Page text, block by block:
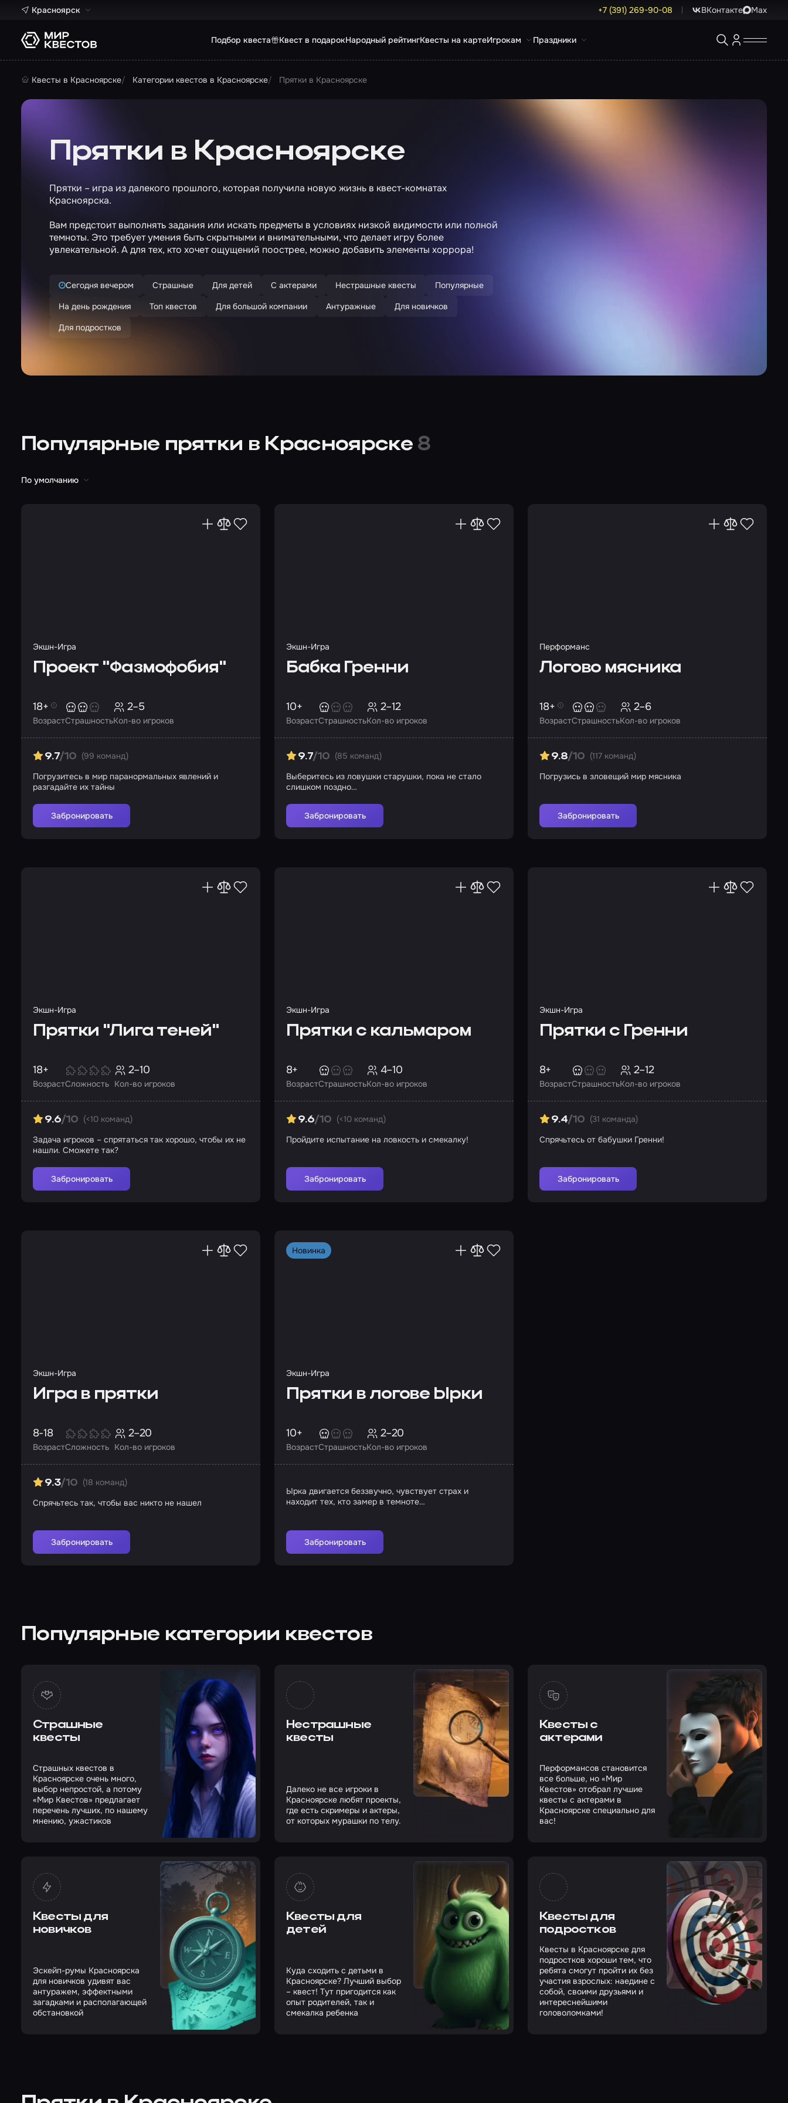
Красноярск +7 (391) 269-90-08 ВКонтакте Max
Подбор квеста Квест в подарокНародный рейтингКвесты на картеИгрокам Праздники
Квесты в Красноярске Категории квестов в Красноярске Прятки в Красноярске
Прятки в Красноярске
Прятки – игра из далекого прошлого, которая получила новую жизнь в квест-комнатах
Красноярска.
Вам предстоит выполнять задания или искать предметы в условиях низкой видимости или полной
темноты. Это требует умения быть скрытными и внимательными, что делает игру более
увлекательной. А для тех, кто хочет ощущений поострее, можно добавить элементы хоррора!
Сегодня вечером Страшные Для детей С актерами Нестрашные квесты
Популярные
На день рождения
Топ квестов Для большой компании Антуражные
Для новичков
Для подростков
Популярные прятки в Красноярске 8
По умолчанию
Экшн-Игра
Проект "Фазмофобия"
Возраст
18+
СтрашностьКол-во игроков
2–5
9.7/10 (99 команд)
Погрузитесь в мир паранормальных явлений и
разгадайте их тайны
Забронировать
Экшн-Игра
Бабка Гренни
Возраст
10+
СтрашностьКол-во игроков
2–12
9.7/10 (85 команд)
Выберитесь из ловушки старушки, пока не стало
слишком поздно…
Забронировать
Перформанс
Логово мясника
Возраст
18+
СтрашностьКол-во игроков
2–6
9.8/10 (117 команд)
Погрузись в зловещий мир мясника
Забронировать
Экшн-Игра
Прятки "Лига теней"
Возраст
18+
Сложность Кол-во игроков
2–10
9.6/10 (<10 команд)
Задача игроков – спрятаться так хорошо, чтобы их не
нашли. Сможете так?
Забронировать
Экшн-Игра
Прятки с кальмаром
Возраст
8+
СтрашностьКол-во игроков
4–10
9.6/10 (<10 команд)
Пройдите испытание на ловкость и смекалку!
Забронировать
Экшн-Игра
Прятки с Гренни
Возраст
8+
СтрашностьКол-во игроков
2–12
9.4/10 (31 команда)
Спрячьтесь от бабушки Гренни!
Забронировать
Экшн-Игра
Игра в прятки
Возраст
8-18
Сложность Кол-во игроков
2–20
9.3/10 (18 команд)
Спрячьтесь так, чтобы вас никто не нашел
Забронировать
Новинка
Экшн-Игра
Прятки в логове Ырки
Возраст
10+
СтрашностьКол-во игроков
2–20
Ырка двигается беззвучно, чувствует страх и
находит тех, кто замер в темноте…
Забронировать
Популярные категории квестов
Страшные
квесты
Страшных квестов в
Красноярске очень много,
выбор непростой, а потому
«Мир Квестов» предлагает
перечень лучших, по нашему
мнению, ужастиков
Нестрашные
квесты
Далеко не все игроки в
Красноярске любят проекты,
где есть скримеры и актеры,
от которых мурашки по телу.
Квесты с
актерами
Перформансов становится
все больше, но «Мир
Квестов» отобрал лучшие
квесты с актерами в
Красноярске специально для
вас!
Квесты для
новичков
Эскейп-румы Красноярска
для новичков удивят вас
антуражем, эффектными
загадками и располагающей
обстановкой
Квесты для
детей
Куда сходить с детьми в
Красноярске? Лучший выбор
– квест! Тут пригодится как
опыт родителей, так и
смекалка ребенка
Квесты для
подростков
Квесты в Красноярске для
подростков хороши тем, что
ребята смогут пройти их без
участия взрослых: наедине с
собой, своими друзьями и
интереснейшими
головоломками!